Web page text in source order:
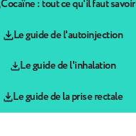
Cocaïne : tout ce qu'il faut savoir
Le guide de l'autoinjection
Le guide de l'inhalation
Le guide de la prise rectale